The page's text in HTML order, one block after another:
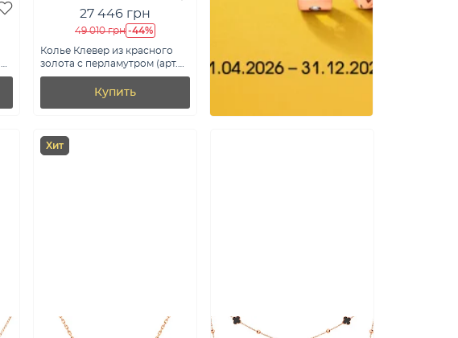
27 446 грн
49 010 грн -44%
Колье Клевер из красного
золота с перламутром (арт.
361496/12п)
Купить
Хит